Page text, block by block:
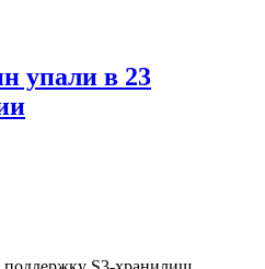
упали в 23